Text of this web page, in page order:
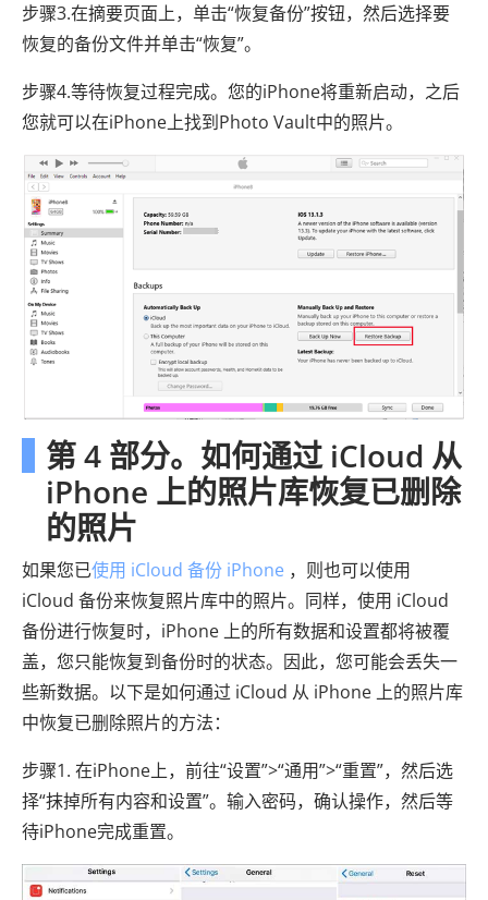
步骤3.在摘要页面上，单击“恢复备份”按钮，然后选择要
恢复的备份文件并单击“恢复”。
步骤4.等待恢复过程完成。您的iPhone将重新启动，之后
您就可以在iPhone上找到Photo Vault中的照片。
第 4 部分。如何通过 iCloud 从
iPhone 上的照片库恢复已删除
的照片
如果您已使用 iCloud 备份 iPhone ，则也可以使用
iCloud 备份来恢复照片库中的照片。同样，使用 iCloud
备份进行恢复时，iPhone 上的所有数据和设置都将被覆
盖，您只能恢复到备份时的状态。因此，您可能会丢失一
些新数据。以下是如何通过 iCloud 从 iPhone 上的照片库
中恢复已删除照片的方法：
步骤1. 在iPhone上，前往“设置”>“通用”>“重置”，然后选
择“抹掉所有内容和设置”。输入密码，确认操作，然后等
待iPhone完成重置。